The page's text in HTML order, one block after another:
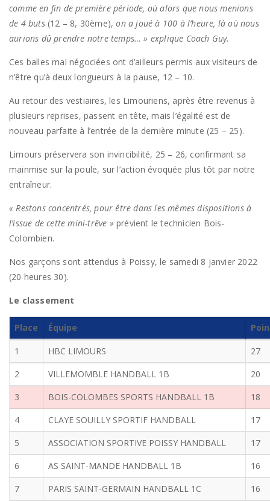
comme en fin de première période, où alors que nous menions
de 4 buts(12 – 8, 30ème),on a joué à 100 à l’heure, là où nous
aurions dû prendre notre temps… » explique Coach Guy.
Ces balles mal négociées ont d’ailleurs permis aux visiteurs de
n’être qu’à deux longueurs à la pause, 12 – 10.
Au retour des vestiaires, les Limouriens, après être revenus à
plusieurs reprises, passent en tête, mais l’égalité est de
nouveau parfaite à l’entrée de la dernière minute (25 – 25).
Limours préservera son invincibilité, 25 – 26, confirmant sa
mainmise sur la poule, sur l’action évoquée plus tôt par notre
entraîneur.
« Restons concentrés, pour être dans les mêmes dispositions à
l’issue de cette mini-trêve » prévient le technicien Bois-
Colombien.
Nos garçons sont attendus à Poissy, le samedi 8 janvier 2022
(20 heures 30).
Le classement
Place Équipe
1 HBC LIMOURS
27
2
VILLEMOMBLE HANDBALL 1B
20
3
BOIS-COLOMBES SPORTS HANDBALL 1B
18
4
CLAYE SOUILLY SPORTIF HANDBALL
17
5
ASSOCIATION SPORTIVE POISSY HANDBALL
17
6
AS SAINT-MANDE HANDBALL 1B
16
7
PARIS SAINT-GERMAIN HANDBALL 1C
16